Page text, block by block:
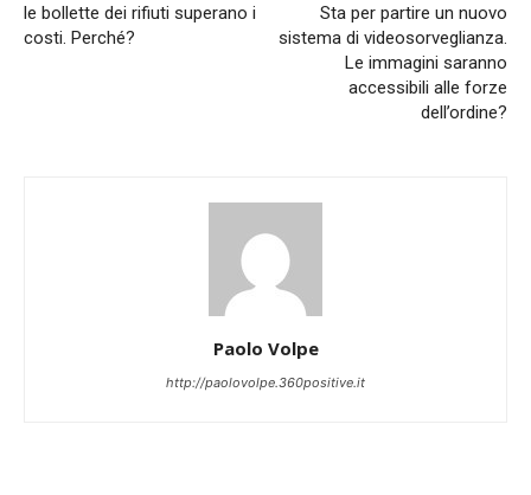
le bollette dei rifiuti superano i
costi. Perché?
Sta per partire un nuovo
sistema di videosorveglianza.
Le immagini saranno
accessibili alle forze
dell’ordine?
Paolo Volpe
http://paolovolpe.360positive.it